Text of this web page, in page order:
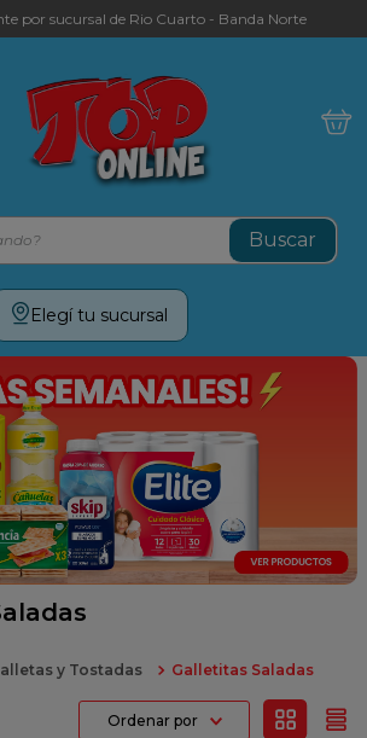
por sucursal de Rio Cuarto - Banda Norte
Elegí tu sucursal
y Tostadas Galletitas Saladas
Ordenar por